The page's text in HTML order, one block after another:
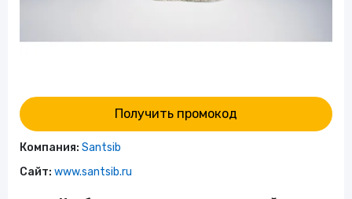
Получить промокод
Компания: Santsib
Сайт: www.santsib.ru